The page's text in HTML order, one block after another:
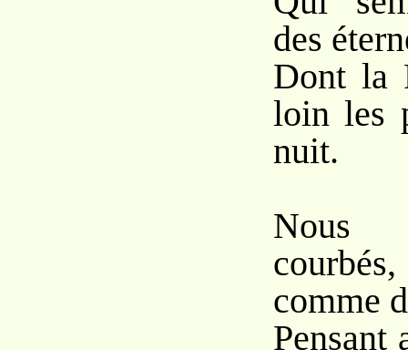
des
Dont la
loin les
nuit.
Nous
comme
Pensant